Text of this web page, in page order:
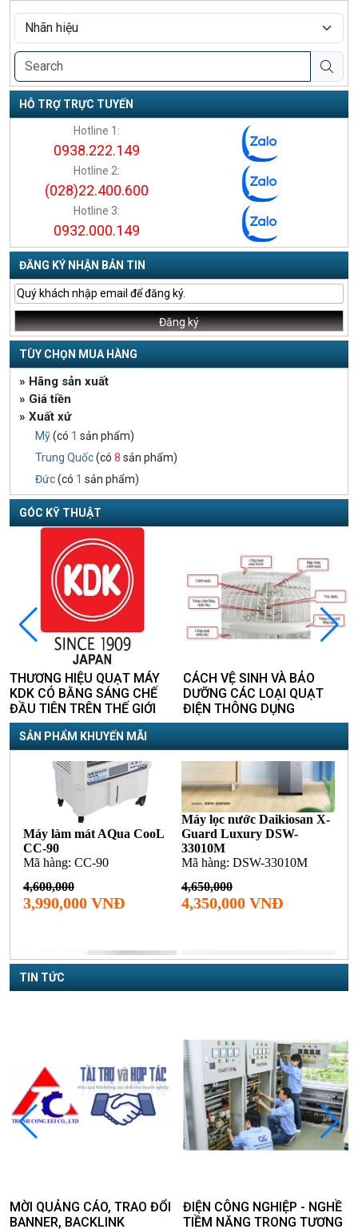
HỖ TRỢ TRỰC TUYẾN
Hotline 1:
0938.222.149
Hotline 2:
(028)22.400.600
Hotline 3:
0932.000.149
ĐĂNG KÝ NHẬN BẢN TIN
TÙY CHỌN MUA HÀNG
» Hãng sản xuất
» Giá tiền
» Xuất xứ
Mỹ(có 1 sản phẩm)
Trung Quốc(có 8 sản phẩm)
Đức(có 1 sản phẩm)
GÓC KỸ THUẬT
THƯƠNG HIỆU QUẠT MÁY
KDK CÓ BẰNG SÁNG CHẾ
ĐẦU TIÊN TRÊN THẾ GIỚI
CÁCH VỆ SINH VÀ BẢO
DƯỠNG CÁC LOẠI QUẠT
ĐIỆN THÔNG DỤNG
SẢN PHẨM KHUYẾN MÃI
TIN TỨC
MỜI QUẢNG CÁO, TRAO ĐỔI
BANNER, BACKLINK
ĐIỆN CÔNG NGHIỆP - NGHỀ
TIỀM NĂNG TRONG TƯƠNG